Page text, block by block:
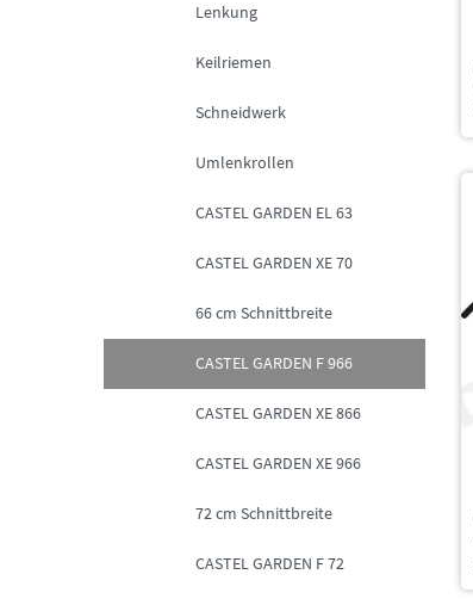
Lenkung
Keilriemen
Schneidwerk
Umlenkrollen
CASTEL GARDEN EL 63
CASTEL GARDEN XE 70
66 cm Schnittbreite
CASTEL GARDEN F 966
CASTEL GARDEN XE 866
CASTEL GARDEN XE 966
72 cm Schnittbreite
CASTEL GARDEN F 72